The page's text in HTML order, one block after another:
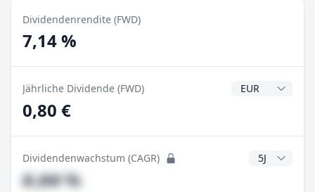
Dividendenrendite (FWD)
7,14 %
Jährliche Dividende (FWD)
0,80 €
Dividendenwachstum (CAGR) CAGR Jahre
#,## %